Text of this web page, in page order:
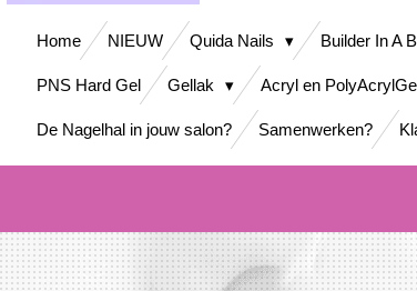
Home NIEUW Quida Nails Builder In A
PNS Hard Gel Gellak Acryl en
De Nagelhal in jouw salon? Samenwerken?